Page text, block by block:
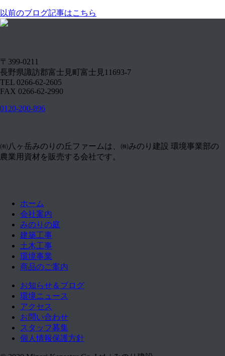
以前のブログ記事はこちら
〒399-0211
長野県諏訪郡富士見町富士見11693-7
TEL 0266-62-2605
FAX 0266-62-2990
0120-200-896
㈲八ヶ岳みのりの丘ファームは、㈱みのり建設 環境事業部の
農業用資材を販売する会社です。
ホーム
会社案内
みのりの庭
建築工事
土木工事
環境事業
商品のご案内
お知らせ＆ブログ
環境ニュース
アクセス
お問い合わせ
スタッフ募集
個人情報保護方針